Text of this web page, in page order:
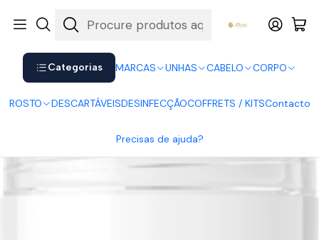
Categorias MARCAS UNHAS CABELO CORPO
ROSTO DESCARTÁVEISDESINFECÇÃOCOFFRETS / KITSContacto
Precisas de ajuda?
Shop now. Pay later with Klarna.